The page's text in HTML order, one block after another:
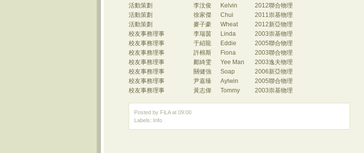
活動策劃
李汶俊 Kelvin
2012聯合物理
活動策劃
徐家傑 Chui
2011崇基物理
活動策劃
麥子豪 Wheat
2012新亞物理
校友事務理事
李瑞茵 Linda 2003崇基物理
校友事務理事
于紹龍 Eddie 2005聯合物理
校友事務理事
許棉斯 Fiona 2003聯合物理
校友事務理事
鄺綺雯 Yee Man 2003逸夫物理
校友事務理事
關健強 Soap 2006新亞物理
校友事務理事
尹嘉臻 Aylwin
2005聯合物理
校友事務理事
黃志偉 Tommy 2003崇基物理
Posted by FiLAat 09:00
Labels: Info